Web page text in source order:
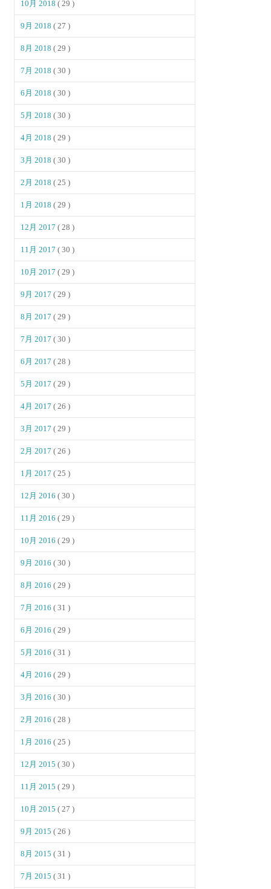
10月 2018( 29 )
9月 2018( 27 )
8月 2018( 29 )
7月 2018( 30 )
6月 2018( 30 )
5月 2018( 30 )
4月 2018( 29 )
3月 2018( 30 )
2月 2018( 25 )
1月 2018( 29 )
12月 2017( 28 )
11月 2017( 30 )
10月 2017( 29 )
9月 2017( 29 )
8月 2017( 29 )
7月 2017( 30 )
6月 2017( 28 )
5月 2017( 29 )
4月 2017( 26 )
3月 2017( 29 )
2月 2017( 26 )
1月 2017( 25 )
12月 2016( 30 )
11月 2016( 29 )
10月 2016( 29 )
9月 2016( 30 )
8月 2016( 29 )
7月 2016( 31 )
6月 2016( 29 )
5月 2016( 31 )
4月 2016( 29 )
3月 2016( 30 )
2月 2016( 28 )
1月 2016( 25 )
12月 2015( 30 )
11月 2015( 29 )
10月 2015( 27 )
9月 2015( 26 )
8月 2015( 31 )
7月 2015( 31 )